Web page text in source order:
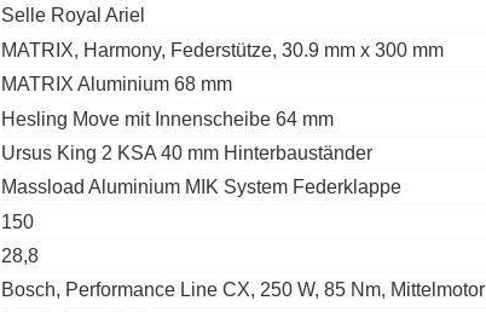
Selle Royal Ariel
MATRIX, Harmony, Federstütze, 30.9 mm x 300 mm
MATRIX Aluminium 68 mm
Hesling Move mit Innenscheibe 64 mm
Ursus King 2 KSA 40 mm Hinterbauständer
Massload Aluminium MIK System Federklappe
150
28,8
Bosch, Performance Line CX, 250 W, 85 Nm, Mittelmotor